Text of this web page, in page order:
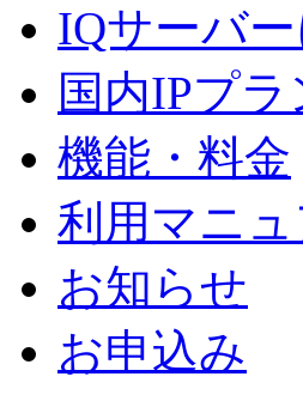
IQサーバ
国内IPプ
機能・料金
利用マニ
お知らせ
お申込み